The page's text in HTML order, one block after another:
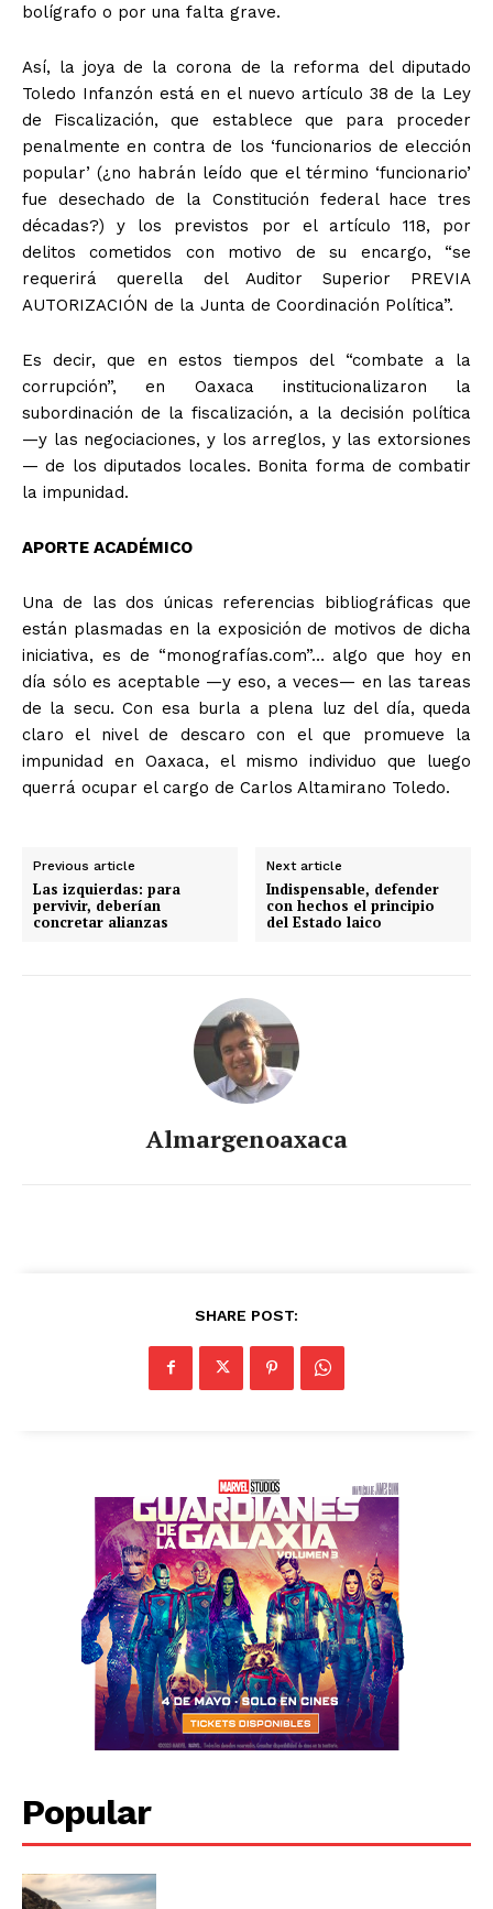
bolígrafo o por una falta grave.
Así, la joya de la corona de la reforma del diputado
Toledo Infanzón está en el nuevo artículo 38 de la Ley
de Fiscalización, que establece que para proceder
penalmente en contra de los ‘funcionarios de elección
popular’ (¿no habrán leído que el término ‘funcionario’
fue desechado de la Constitución federal hace tres
décadas?) y los previstos por el artículo 118, por
delitos cometidos con motivo de su encargo, “se
requerirá querella del Auditor Superior PREVIA
AUTORIZACIÓN de la Junta de Coordinación Política”.
Es decir, que en estos tiempos del “combate a la
corrupción”, en Oaxaca institucionalizaron la
subordinación de la fiscalización, a la decisión política
—y las negociaciones, y los arreglos, y las extorsiones
— de los diputados locales. Bonita forma de combatir
la impunidad.
APORTE ACADÉMICO
Una de las dos únicas referencias bibliográficas que
están plasmadas en la exposición de motivos de dicha
iniciativa, es de “monografías.com”… algo que hoy en
día sólo es aceptable —y eso, a veces— en las tareas
de la secu. Con esa burla a plena luz del día, queda
claro el nivel de descaro con el que promueve la
impunidad en Oaxaca, el mismo individuo que luego
querrá ocupar el cargo de Carlos Altamirano Toledo.
Previous article
Las izquierdas: para
pervivir, deberían
concretar alianzas
Next article
Indispensable, defender
con hechos el principio
del Estado laico
Almargenoaxaca
SHARE POST:
Popular